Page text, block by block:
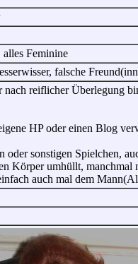
Feminine
falsche
reiflicher Überlegung
HP oder einen Blog
oder sonstigen Spielchen,
Körper umhüllt,
auch mal dem